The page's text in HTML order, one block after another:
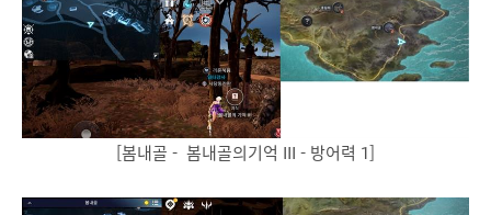
[봄내골 - 봄내골의기억 III - 방어력 1]